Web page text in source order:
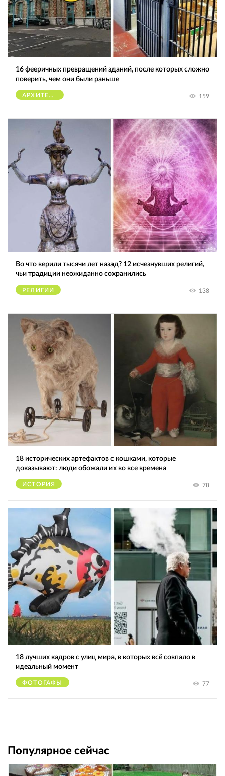
16 фееричных превращений зданий, после которых сложно
поверить, чем они были раньше
АРХИТЕКТУРА 159
Во что верили тысячи лет назад? 12 исчезнувших религий,
чьи традиции неожиданно сохранились
РЕЛИГИИ 138
18 исторических артефактов с кошками, которые
доказывают: люди обожали их во все времена
ИСТОРИЯ 78
18 лучших кадров с улиц мира, в которых всё совпало в
идеальный момент
ФОТОГАФЫ 77
Популярное сейчас